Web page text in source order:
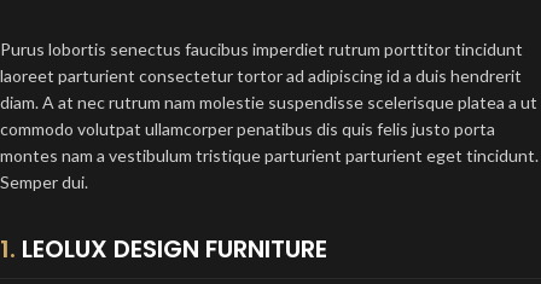
Purus lobortis senectus faucibus imperdiet rutrum porttitor tincidunt
laoreet parturient consectetur tortor ad adipiscing id a duis hendrerit
diam. A at nec rutrum nam molestie suspendisse scelerisque platea a ut
commodo volutpat ullamcorper penatibus dis quis felis justo porta
montes nam a vestibulum tristique parturient parturient eget tincidunt.
Semper dui.
1. LEOLUX DESIGN FURNITURE